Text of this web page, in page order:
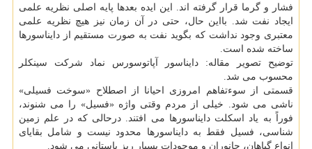
فشار و گرما قرار گرفته اند. این ایده بعدها پایه اصلی نظریه علمی
ایجاد نفت شد. بااین حال، حتی در آن زمان نیز هیچ نظریه علمی
معتبری وجود نداشت که بگوید نفت به صورت مستقیم از دایناسورها
ساخته شده است.
توضیح تصویر مقاله: دایناسور آپاتوسورس نماد شرکت سینکلر
محسوب می شد.
قسمتی از سوءتفاهم امروزی احیانا از اصطلاح «سوخت فسیلی»
ناشی می شود. خیلی از مردم وقتی واژه «فسیل» را می شنوند،
فوراً به یاد اسکلت دایناسورها می افتند. درحالی که در علم زمین
شناسی، فسیل فقط به دایناسورها محدود نیست و شامل بقایای
انواع گیاهان، جانوران و موجودات بسیار ریز باستانی می شود.